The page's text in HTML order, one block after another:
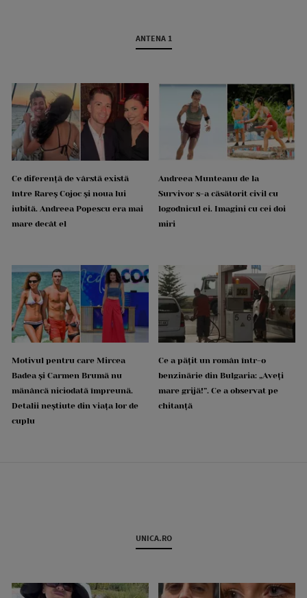
ANTENA 1
Ce diferență de vârstă există
între Rareș Cojoc și noua lui
iubită. Andreea Popescu era mai
mare decât el
Andreea Munteanu de la
Survivor s-a căsătorit civil cu
logodnicul ei. Imagini cu cei doi
miri
Motivul pentru care Mircea
Badea și Carmen Brumă nu
mănâncă niciodată împreună.
Detalii neștiute din viața lor de
cuplu
Ce a pățit un român într-o
benzinărie din Bulgaria: „Aveți
mare grijă!”. Ce a observat pe
chitanță
UNICA.RO